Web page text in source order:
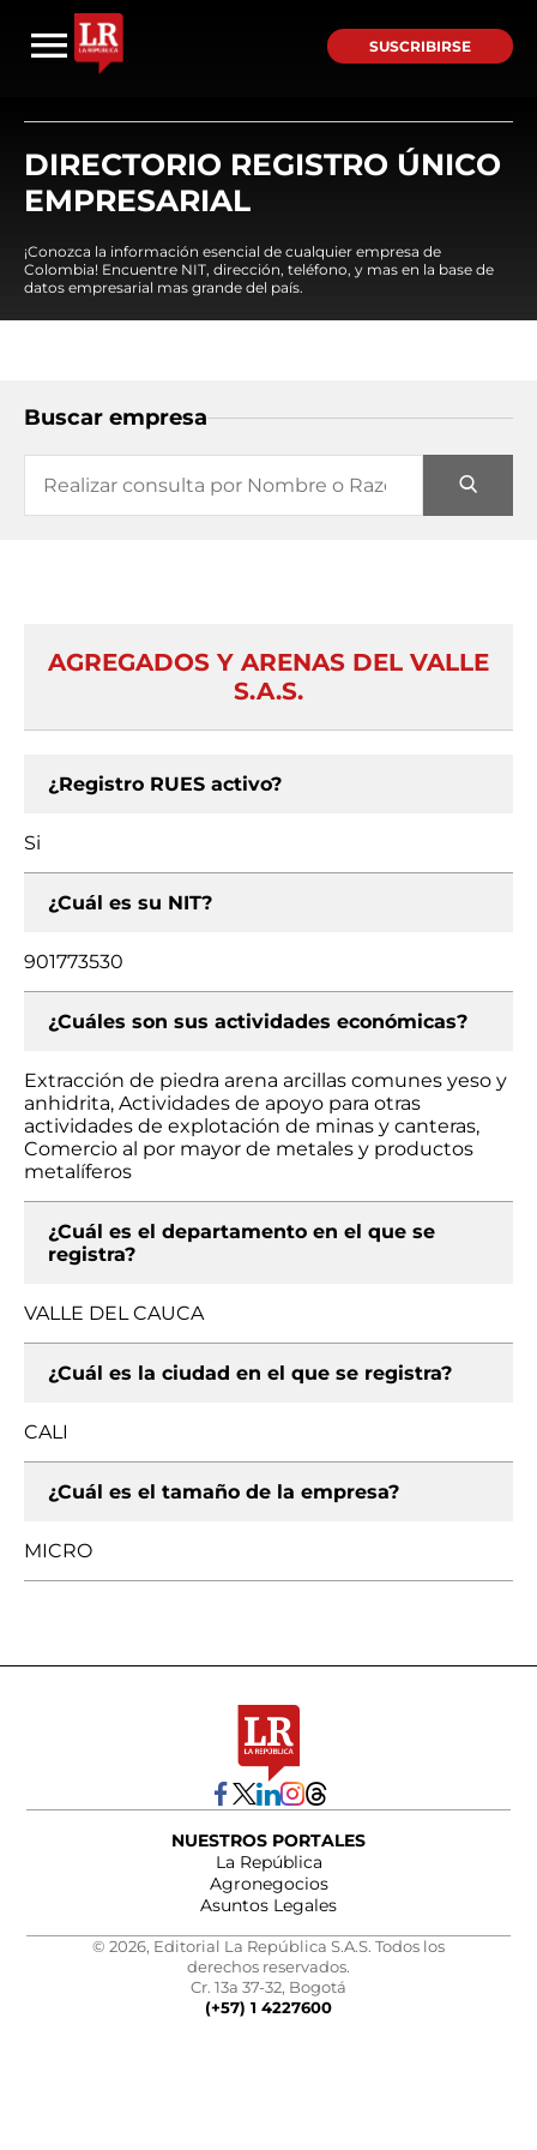
SUSCRIBIRSE
DIRECTORIO REGISTRO ÚNICO
EMPRESARIAL
¡Conozca la información esencial de cualquier empresa de
Colombia! Encuentre NIT, dirección, teléfono, y mas en la base de
datos empresarial mas grande del país.
Buscar empresa
AGREGADOS Y ARENAS DEL VALLE
S.A.S.
¿Registro RUES activo?
Si
¿Cuál es su NIT?
901773530
¿Cuáles son sus actividades económicas?
Extracción de piedra arena arcillas comunes yeso y
anhidrita, Actividades de apoyo para otras
actividades de explotación de minas y canteras,
Comercio al por mayor de metales y productos
metalíferos
¿Cuál es el departamento en el que se
registra?
VALLE DEL CAUCA
¿Cuál es la ciudad en el que se registra?
CALI
¿Cuál es el tamaño de la empresa?
MICRO
NUESTROS PORTALES
La República
Agronegocios
Asuntos Legales
© 2026, Editorial La República S.A.S. Todos los
derechos reservados.
Cr. 13a 37-32, Bogotá
(+57) 1 4227600